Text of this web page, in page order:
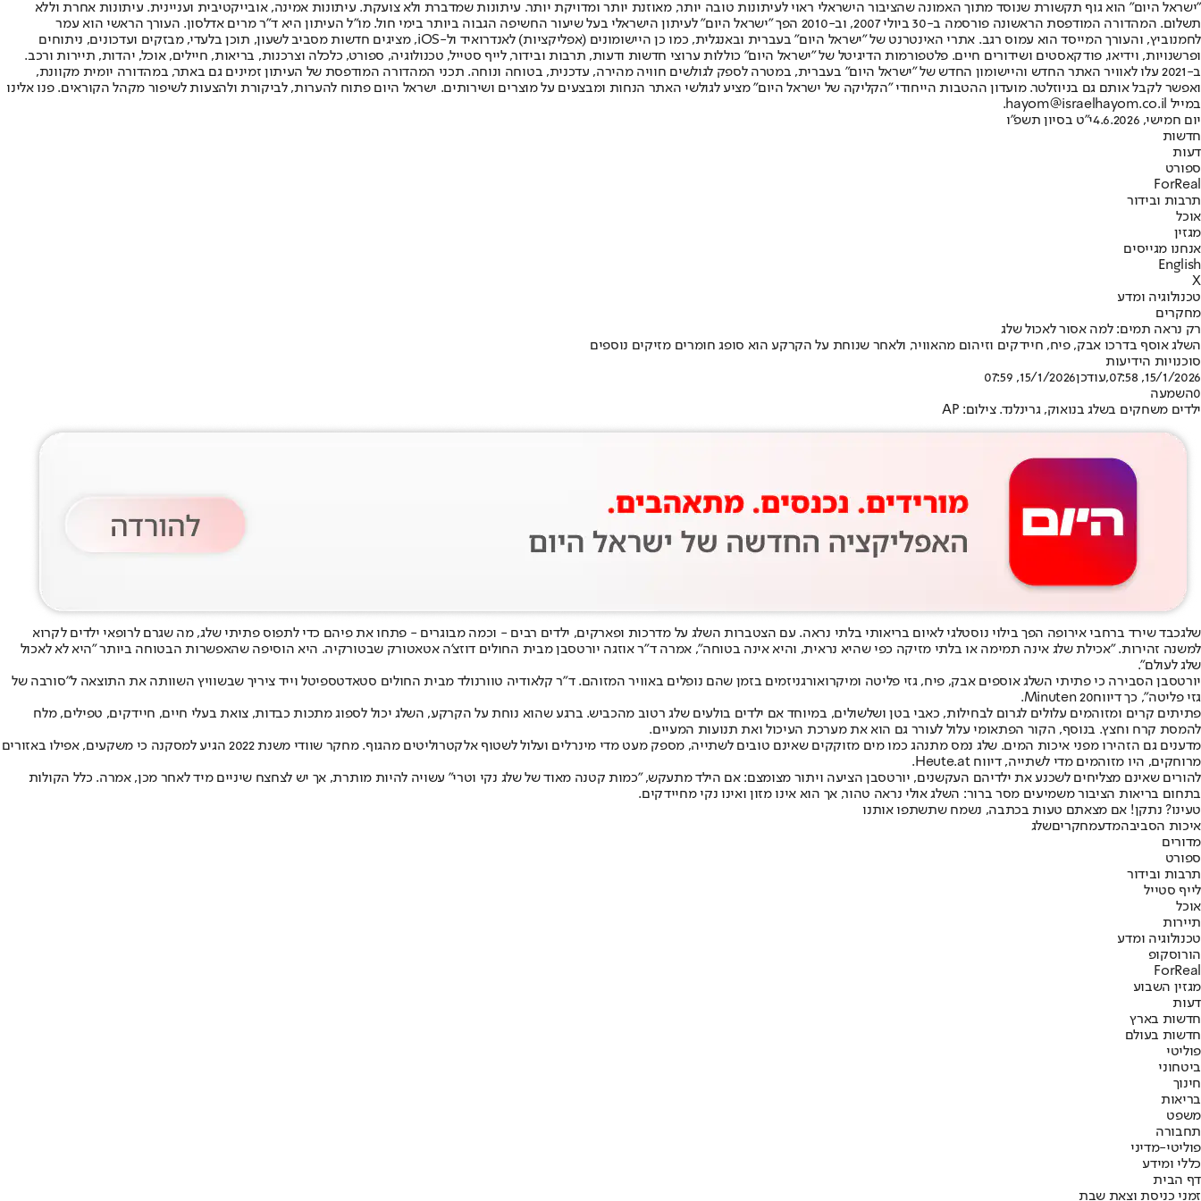
"ישראל היום" הוא גוף תקשורת שנוסד מתוך האמונה שהציבור הישראלי ראוי לעיתונות טובה יותר, מאוזנת יותר ומדויקת יותר. עיתונות שמדברת ולא צועקת. עיתונות אמינה, אובייקטיבית ועניינית. עיתונות אחרת וללא
תשלום. המהדורה המודפסת הראשונה פורסמה ב-30 ביולי 2007, וב-2010 הפך "ישראל היום" לעיתון הישראלי בעל שיעור החשיפה הגבוה ביותר בימי חול. מו"ל העיתון היא ד"ר מרים אדלסון. העורך הראשי הוא עמר
לחמנוביץ, והעורך המייסד הוא עמוס רגב. אתרי האינטרנט של "ישראל היום" בעברית ובאנגלית, כמו כן היישומונים (אפליקציות) לאנדרואיד ול-iOS, מציגים חדשות מסביב לשעון, תוכן בלעדי, מבזקים ועדכונים, ניתוחים
ופרשנויות, וידיאו, פודקאסטים ושידורים חיים. פלטפורמות הדיגיטל של "ישראל היום" כוללות ערוצי חדשות ודעות, תרבות ובידור, לייף סטייל, טכנולוגיה, ספורט, כלכלה וצרכנות, בריאות, חיילים, אוכל, יהדות, תיירות ורכב.
ב-2021 עלו לאוויר האתר החדש והיישומון החדש של "ישראל היום" בעברית, במטרה לספק לגולשים חוויה מהירה, עדכנית, בטוחה ונוחה. תכני המהדורה המודפסת של העיתון זמינים גם באתר, במהדורה יומית מקוונת,
ואפשר לקבל אותם גם בניוזלטר. מועדון ההטבות הייחודי "הקליקה של ישראל היום" מציע לגולשי האתר הנחות ומבצעים על מוצרים ושירותים. ישראל היום פתוח להערות, לביקורת ולהצעות לשיפור מקהל הקוראים. פנו אלינו
במייל hayom@israelhayom.co.il.
יום חמישי, 4.6.2026
י"ט בסיון תשפ"ו
חדשות
דעות
ספורט
ForReal
תרבות ובידור
אוכל
מגזין
אנחנו מגייסים
English
X
טכנולוגיה ומדע
מחקרים
רק נראה תמים: למה אסור לאכול שלג
השלג אוסף בדרכו אבק, פיח, חיידקים וזיהום מהאוויר, ולאחר שנוחת על הקרקע הוא סופג חומרים מזיקים נוספים
סוכנויות הידיעות
15/1/2026, 07:58
,עודכן15/1/2026, 07:59
0השמעה
ילדים משחקים בשלג בנואוק, גרינלנד. צילום: AP
שלגכבד שירד ברחבי אירופה הפך בילוי נוסטלגי לאיום בריאותי בלתי נראה. עם הצטברות השלג על מדרכות ופארקים, ילדים רבים - וכמה מבוגרים - פתחו את פיהם כדי לתפוס פתיתי שלג, מה שגרם לרופאי ילדים לקרוא
למשנה זהירות. "אכילת שלג אינה תמימה או בלתי מזיקה כפי שהיא נראית, והיא אינה בטוחה", אמרה ד"ר אוזגה יורטסבן מבית החולים דוזצ'ה אטאטורק שבטורקיה. היא הוסיפה שהאפשרות הבטוחה ביותר "היא לא לאכול
שלג לעולם".
יורטסבן הסבירה כי פתיתי השלג אוספים אבק, פיח, גזי פליטה ומיקרואורגניזמים בזמן שהם נופלים באוויר המזוהם. ד"ר קלאודיה טוורנולד מבית החולים סטאדטספיטל וייד ציריך שבשוויץ השוותה את התוצאה ל"סורבה של
גזי פליטה", כך דיווח20 Minuten
.
פתיתים קרים ומזוהמים עלולים לגרום לבחילות, כאבי בטן ושלשולים, במיוחד אם ילדים בולעים שלג רטוב מהכביש. ברגע שהוא נוחת על הקרקע, השלג יכול לספוג מתכות כבדות, צואת בעלי חיים, חיידקים, טפילים, מלח
להמסת קרח וחצץ. בנוסף, הקור הפתאומי עלול לעורר גם הוא את מערכת העיכול ואת תנועות המעיים.
מדענים גם הזהירו מפני איכות המים. שלג נמס מתנהג כמו מים מזוקקים שאינם טובים לשתייה, מספק מעט מדי מינרלים ועלול לשטוף אלקטרוליטים מהגוף. מחקר שוודי משנת 2022 הגיע למסקנה כי משקעים, אפילו באזורים
מרוחקים, היו מזוהמים מדי לשתייה, דיווח Heute.at.
להורים שאינם מצליחים לשכנע את ילדיהם העקשנים, יורטסבן הציעה ויתור מצומצם: אם הילד מתעקש, "כמות קטנה מאוד של שלג נקי וטרי" עשויה להיות מותרת, אך יש לצחצח שיניים מיד לאחר מכן, אמרה. כלל הקולות
בתחום בריאות הציבור משמיעים מסר ברור: השלג אולי נראה טהור, אך הוא אינו מזון ואינו נקי מחיידקים.
טעינו? נתקן! אם מצאתם טעות בכתבה, נשמח שתשתפו אותנו
איכות הסביבהמדעמחקריםשלג
מדורים
ספורט
תרבות ובידור
לייף סטייל
אוכל
תיירות
טכנולוגיה ומדע
הורוסקופ
ForReal
מגזין השבוע
דעות
חדשות בארץ
חדשות בעולם
פוליטי
ביטחוני
חינוך
בריאות
משפט
תחבורה
פוליטי-מדיני
כללי ומידע
דף הבית
זמני כניסת וצאת שבת